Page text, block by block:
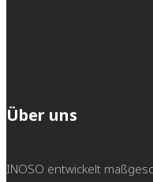
Über uns
INOSO entwickelt